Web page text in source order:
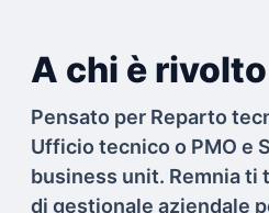
A chi è rivolto
Pensato per Reparto
Ufficio tecnico o PMO e
business unit. Remnia ti
di gestionale aziendale